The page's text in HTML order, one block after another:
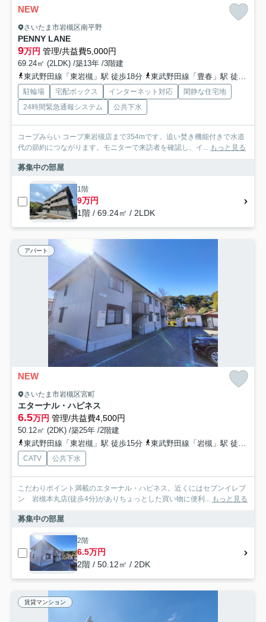
NEW
さいたま市岩槻区南平野
PENNY LANE
9万円 管理/共益費5,000円
69.24㎡ (2LDK) /築13年 /3階建
東武野田線「東岩槻」駅 徒歩18分
東武野田線「豊春」駅 徒歩28分
駐輪場 宅配ボックス インターネット対応
閑静な住宅地
24時間緊急通報システム
公共下水
コープみらい コープ東岩槻店まで354mです。追い焚き機能付きで水道
代の節約につながります。モニターで来訪者を確認し、イ... もっと見る
募集中の部屋
1階
9万円
1階 / 69.24㎡ / 2LDK
アパート
NEW
さいたま市岩槻区宮町
エターナル・ハピネス
6.5万円 管理/共益費4,500円
50.12㎡ (2DK) /築25年 /2階建
東武野田線「東岩槻」駅 徒歩15分
東武野田線「岩槻」駅 徒歩22分
CATV 公共下水
こだわりポイント満載のエターナル・ハピネス。近くにはセブンイレブ
ン 岩槻本丸店(徒歩4分)がありちょっとした買い物に便利... もっと見る
募集中の部屋
2階
6.5万円
2階 / 50.12㎡ / 2DK
賃貸マンション